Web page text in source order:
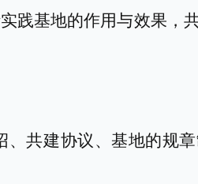
践基地的作用与效果，
、共建协议 、基地的规